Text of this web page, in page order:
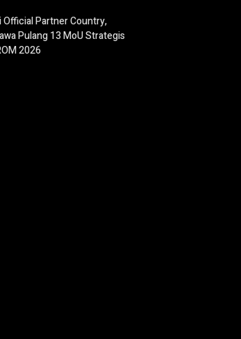
Official Partner Country,
Pulang 13 MoU Strategis
2026